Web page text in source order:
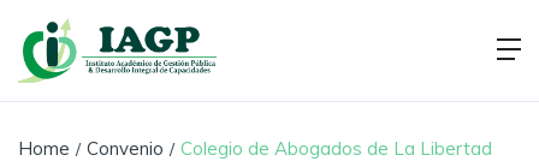
Home Convenio Colegio de Abogados de La Libertad